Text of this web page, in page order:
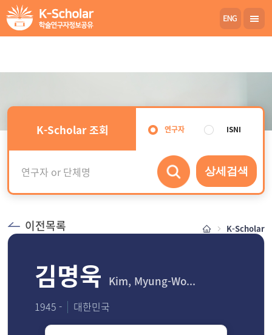
K-Scholar 조회 연구자 ISNI
상세검색
이전목록 K-Scholar
김명욱 Kim, Myung-Wo...
1945 - 대한민국